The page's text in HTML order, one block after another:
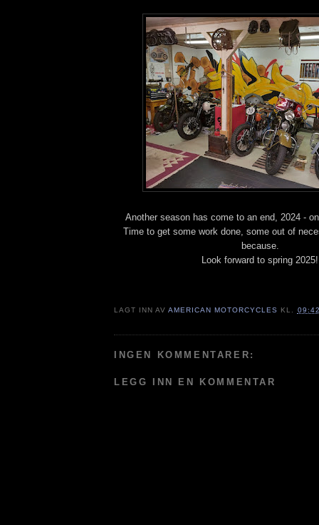
Another season has come to an end, 2024 -
Time to get some work done, some out of
because.
Look forward to spring 2025!
LAGT INN AVAMERICAN MOTORCYCLES KL.
INGEN KOMMENTARER:
LEGG INN EN KOMMENTAR